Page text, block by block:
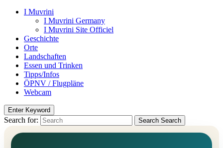
I Muvrini
I Muvrini Germany
I Muvrini Site Officiel
Geschichte
Orte
Landschaften
Essen und Trinken
Tipps/Infos
ÖPNV / Flugpläne
Webcam
Enter Keyword
Search for: Search Search